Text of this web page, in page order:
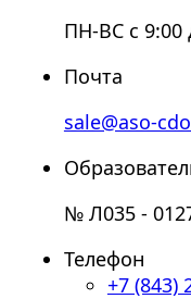
ПН-ВС с 9:00
Почта
sale@aso-
№ Л035 -
Телефон
+7 (843)